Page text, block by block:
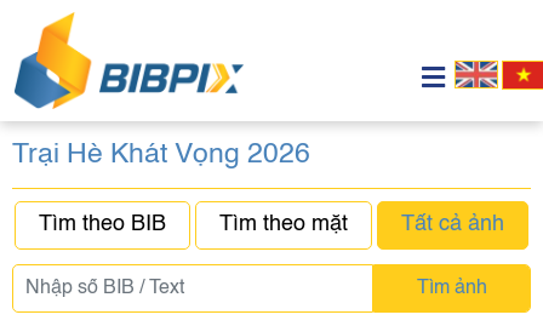
Trại Hè Khát Vọng 2026
Tìm theo BIB Tìm theo mặt Tất cả ảnh
Tìm ảnh